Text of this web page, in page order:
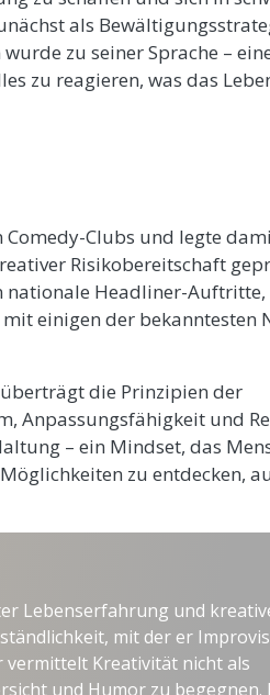
als
zu seiner Sprache –
zu reagieren, was das
Clubs und legte
Risikobereitschaft
nationale Headliner-
einigen der bekanntesten
die Prinzipien der
Anpassungsfähigkeit und
– ein Mindset, das
zu entdecken,
Lebenserfahrung und
mit der er
vermittelt Kreativität nicht als
und Humor zu begegnen.